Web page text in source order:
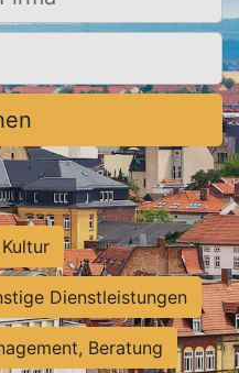
Dienstleistungen
Beratung